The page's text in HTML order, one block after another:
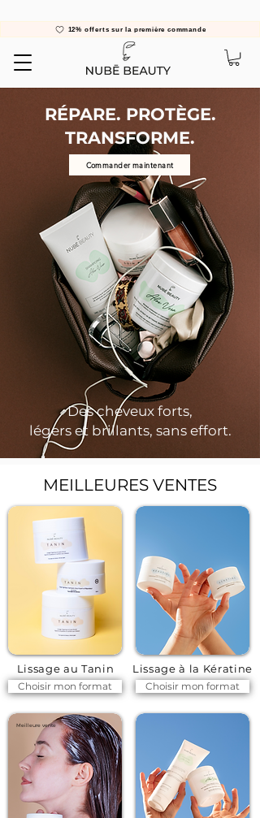
12% offerts sur la première commande
Commander maintenant
RÉPARE. PROTÈGE.
TRANSFORME.
Des cheveux forts,
légers et brillants, sans effort.
MEILLEURES VENTES
Lissage au Tanin
Choisir mon format
Lissage à la Kératine
Choisir mon format
Meilleure vente